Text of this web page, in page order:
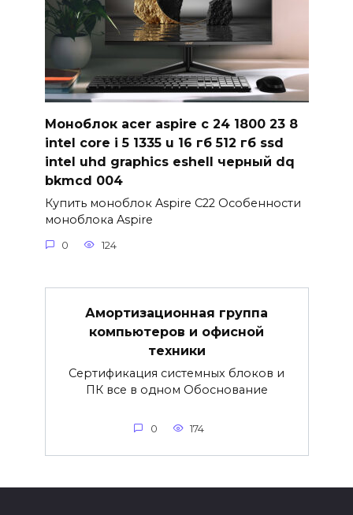
Моноблок acer aspire c 24 1800 23 8
intel core i 5 1335 u 16 гб 512 гб ssd
intel uhd graphics eshell черный dq
bkmcd 004
Купить моноблок Aspire C22 Особенности
моноблока Aspire
0 124
Амортизационная группа
компьютеров и офисной
техники
Сертификация системных блоков и
ПК все в одном Обоснование
0 174